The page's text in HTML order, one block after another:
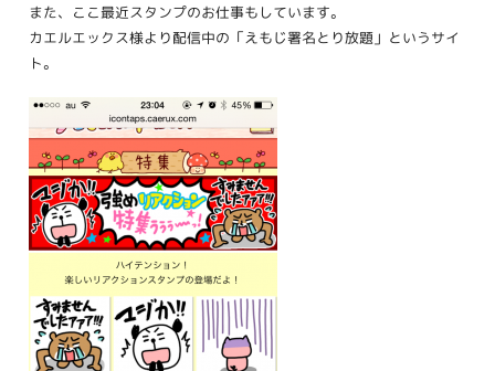
また、ここ最近スタンプのお仕事もしています。
カエルエックス様より配信中の「えもじ署名とり放題」というサイ
ト。